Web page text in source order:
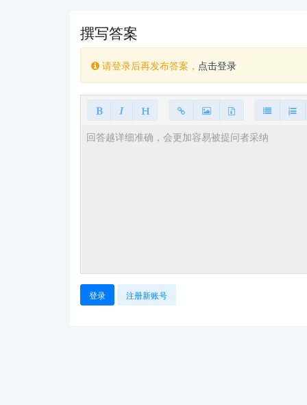
撰写答案
请登录后再发布答案， 点击登录
登录 注册新账号